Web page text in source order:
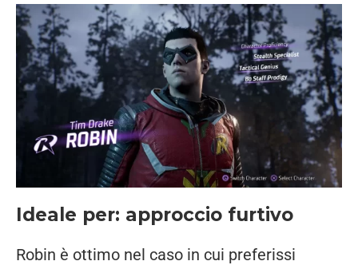
Ideale per: approccio furtivo
Robin è ottimo nel caso in cui preferissi